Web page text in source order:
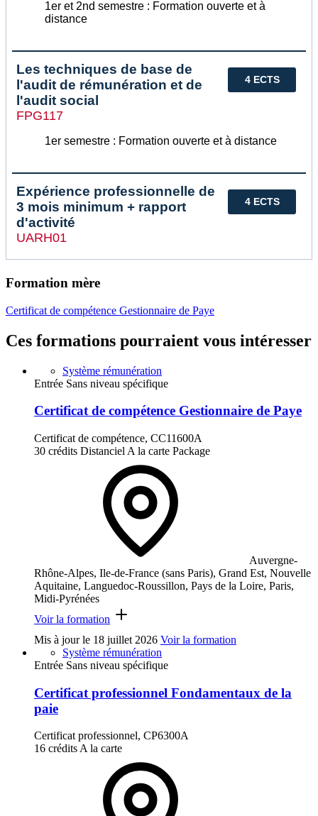
1er et 2nd semestre : Formation ouverte et à
distance
4 ECTS
Les techniques de base de
l'audit de rémunération et de
l'audit social
FPG117
1er semestre : Formation ouverte et à distance
4 ECTS
Expérience professionnelle de
3 mois minimum + rapport
d'activité
UARH01
Formation mère
Certificat de compétence Gestionnaire de Paye
Ces formations pourraient vous intéresser
Système rémunération
Entrée Sans niveau spécifique
Certificat de compétence Gestionnaire de Paye
Certificat de compétence, CC11600A
30 crédits Distanciel A la carte Package
Auvergne-
Rhône-Alpes, Ile-de-France (sans Paris), Grand Est, Nouvelle
Aquitaine, Languedoc-Roussillon, Pays de la Loire, Paris,
Midi-Pyrénées
Voir la formation
Mis à jour le 18 juillet 2026 Voir la formation
Système rémunération
Entrée Sans niveau spécifique
Certificat professionnel Fondamentaux de la
paie
Certificat professionnel, CP6300A
16 créditsA la carte